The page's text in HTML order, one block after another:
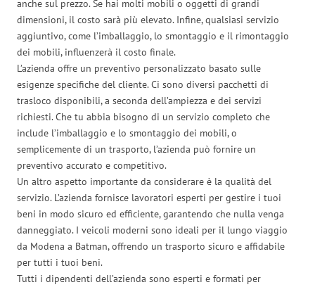
anche sul prezzo. Se hai molti mobili o oggetti di grandi
dimensioni, il costo sarà più elevato. Infine, qualsiasi servizio
aggiuntivo, come l’imballaggio, lo smontaggio e il rimontaggio
dei mobili, influenzerà il costo finale.
L’azienda offre un preventivo personalizzato basato sulle
esigenze specifiche del cliente. Ci sono diversi pacchetti di
trasloco disponibili, a seconda dell’ampiezza e dei servizi
richiesti. Che tu abbia bisogno di un servizio completo che
include l’imballaggio e lo smontaggio dei mobili, o
semplicemente di un trasporto, l’azienda può fornire un
preventivo accurato e competitivo.
Un altro aspetto importante da considerare è la qualità del
servizio. L’azienda fornisce lavoratori esperti per gestire i tuoi
beni in modo sicuro ed efficiente, garantendo che nulla venga
danneggiato. I veicoli moderni sono ideali per il lungo viaggio
da Modena a Batman, offrendo un trasporto sicuro e affidabile
per tutti i tuoi beni.
Tutti i dipendenti dell’azienda sono esperti e formati per